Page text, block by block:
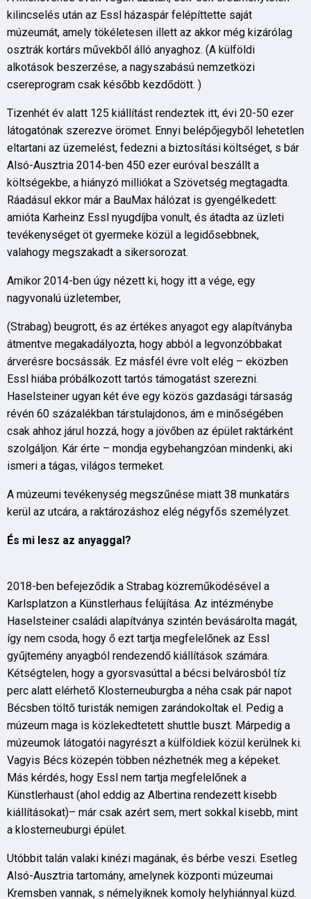
kilincselés után az Essl házaspár felépíttette saját
múzeumát, amely tökéletesen illett az akkor még kizárólag
osztrák kortárs művekből álló anyaghoz. (A külföldi
alkotások beszerzése, a nagyszabású nemzetközi
csereprogram csak később kezdődött. )
Tizenhét év alatt 125 kiállítást rendeztek itt, évi 20-50 ezer
látogatónak szerezve örömet. Ennyi belépőjegyből lehetetlen
eltartani az üzemelést, fedezni a biztosítási költséget, s bár
Alsó-Ausztria 2014-ben 450 ezer euróval beszállt a
költségekbe, a hiányzó milliókat a Szövetség megtagadta.
Ráadásul ekkor már a BauMax hálózat is gyengélkedett:
amióta Karheinz Essl nyugdíjba vonult, és átadta az üzleti
tevékenységet öt gyermeke közül a legidősebbnek,
valahogy megszakadt a sikersorozat.
Amikor 2014-ben úgy nézett ki, hogy itt a vége, egy
nagyvonalú üzletember,
(Strabag) beugrott, és az értékes anyagot egy alapítványba
átmentve megakadályozta, hogy abból a legvonzóbbakat
árverésre bocsássák. Ez másfél évre volt elég – eközben
Essl hiába próbálkozott tartós támogatást szerezni.
Haselsteiner ugyan két éve egy közös gazdasági társaság
révén 60 százalékban társtulajdonos, ám e minőségében
csak ahhoz járul hozzá, hogy a jövőben az épület raktárként
szolgáljon. Kár érte – mondja egybehangzóan mindenki, aki
ismeri a tágas, világos termeket.
A múzeumi tevékenység megszűnése miatt 38 munkatárs
kerül az utcára, a raktározáshoz elég négyfős személyzet.
És mi lesz az anyaggal?
2018-ben befejeződik a Strabag közreműködésével a
Karlsplatzon a Künstlerhaus felújítása. Az intézménybe
Haselsteiner családi alapítványa szintén bevásárolta magát,
így nem csoda, hogy ő ezt tartja megfelelőnek az Essl
gyűjtemény anyagból rendezendő kiállítások számára.
Kétségtelen, hogy a gyorsvasúttal a bécsi belvárosból tíz
perc alatt elérhető Klosterneuburgba a néha csak pár napot
Bécsben töltő turisták nemigen zarándokoltak el. Pedig a
múzeum maga is közlekedtetett shuttle buszt. Márpedig a
múzeumok látogatói nagyrészt a külföldiek közül kerülnek ki.
Vagyis Bécs közepén többen nézhetnék meg a képeket.
Más kérdés, hogy Essl nem tartja megfelelőnek a
Künstlerhaust (ahol eddig az Albertina rendezett kisebb
kiállításokat)– már csak azért sem, mert sokkal kisebb, mint
a klosterneuburgi épület.
Utóbbit talán valaki kinézi magának, és bérbe veszi. Esetleg
Alsó-Ausztria tartomány, amelynek központi múzeumai
Kremsben vannak, s némelyiknek komoly helyhiánnyal küzd.